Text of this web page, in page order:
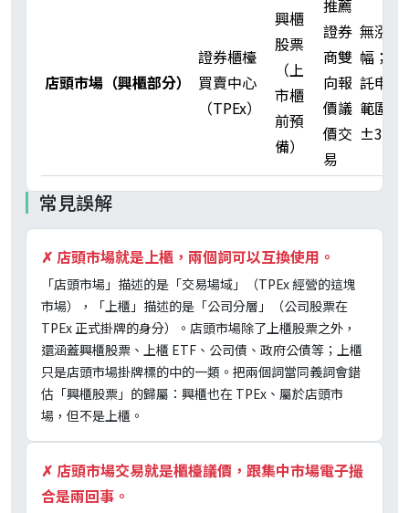
店頭市場（興櫃部分）
證券櫃檯
買賣中心
（TPEx）
興櫃
股票
（上
市櫃
前預
備）
推薦
證券
商雙
向報
價議
價交
易
無漲跌
幅；委
託申報
範圍
±30%
常見誤解
✗ 店頭市場就是上櫃，兩個詞可以互換使用。
「店頭市場」描述的是「交易場域」（TPEx 經營的這塊
市場），「上櫃」描述的是「公司分層」（公司股票在
TPEx 正式掛牌的身分）。店頭市場除了上櫃股票之外，
還涵蓋興櫃股票、上櫃 ETF、公司債、政府公債等；上櫃
只是店頭市場掛牌標的中的一類。把兩個詞當同義詞會錯
估「興櫃股票」的歸屬：興櫃也在 TPEx、屬於店頭市
場，但不是上櫃。
✗ 店頭市場交易就是櫃檯議價，跟集中市場電子撮
合是兩回事。